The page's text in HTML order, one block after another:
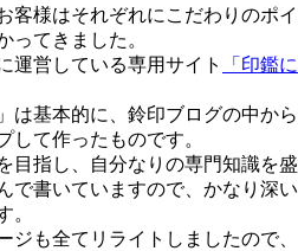
客様はそれぞれにこだわりのポイ
ってきました。
運営している専用サイト
「印鑑に
は基本的に、鈴印ブログの中から
して作ったものです。
目指し、自分なりの専門知識を盛
で書いていますので、かなり深い
。
ジも全てリライトしましたので、